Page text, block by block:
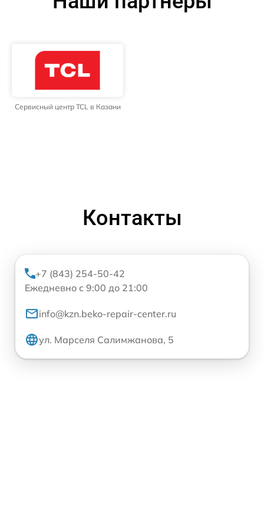
Сервисный центр TCL в Казани
Контакты
+7 (843) 254-50-42
Ежедневно с 9:00 до 21:00
info@kzn.beko-repair-center.ru
ул. Марселя Салимжанова, 5